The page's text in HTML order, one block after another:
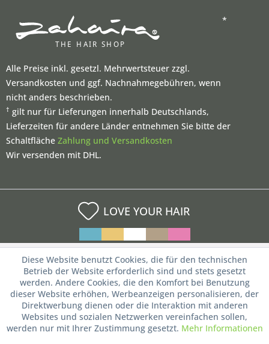
*
Alle Preise inkl. gesetzl. Mehrwertsteuer zzgl.
Versandkosten und ggf. Nachnahmegebühren, wenn
nicht anders beschrieben.
† gilt nur für Lieferungen innerhalb Deutschlands,
Lieferzeiten für andere Länder entnehmen Sie bitte der
Schaltfläche Zahlung und Versandkosten
Wir versenden mit DHL.
LOVE YOUR HAIR
Diese Website benutzt Cookies, die für den technischen
Betrieb der Website erforderlich sind und stets gesetzt
werden. Andere Cookies, die den Komfort bei Benutzung
dieser Website erhöhen, Werbeanzeigen personalisieren, der
Direktwerbung dienen oder die Interaktion mit anderen
Websites und sozialen Netzwerken vereinfachen sollen,
werden nur mit Ihrer Zustimmung gesetzt. Mehr Informationen